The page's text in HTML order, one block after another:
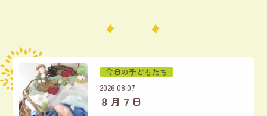
今日の子どもたち
2026.08.07
８月７日